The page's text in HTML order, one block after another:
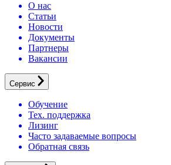
О нас
Статьи
Новости
Документы
Партнеры
Вакансии
Сервис
Обучение
Тех. поддержка
Лизинг
Часто задаваемые вопросы
Обратная связь